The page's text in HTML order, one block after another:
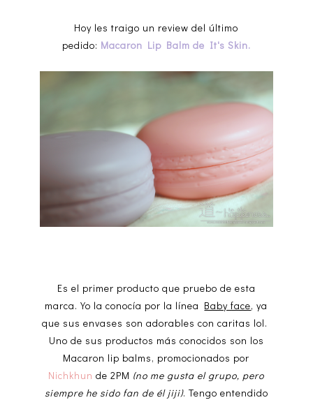
Hoy les traigo un review del último
pedido: Macaron Lip Balm de It's Skin.
Es el primer producto que pruebo de esta
marca. Yo la conocía por la línea Baby face, ya
que sus envases son adorables con caritas lol.
Uno de sus productos más conocidos son los
Macaron lip balms, promocionados por
Nichkhunde 2PM (no me gusta el grupo, pero
siempre he sido fan de él jiji). Tengo entendido